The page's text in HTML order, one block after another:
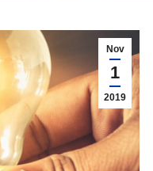
Nov
1
2019